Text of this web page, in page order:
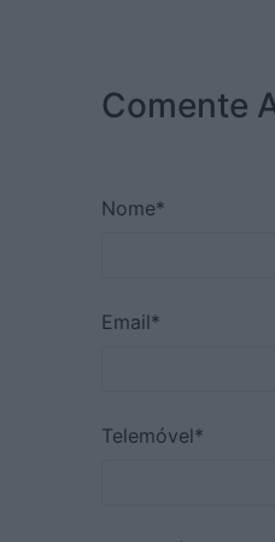
Comente
Nome*
Email*
Telemóvel*